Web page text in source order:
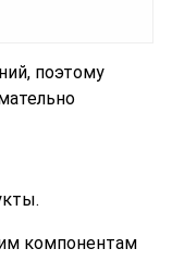
поэтому
компонентам